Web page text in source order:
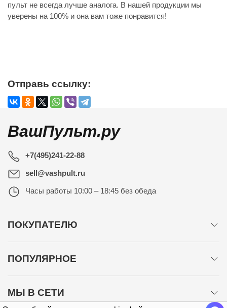
пульт не всегда лучше аналога. В нашей продукции мы
уверены на 100% и она вам тоже понравится!
Отправь ссылку:
ВашПульт.ру
+7(495)241-22-88
sell@vashpult.ru
Часы работы 10:00 – 18:45 без обеда
ПОКУПАТЕЛЮ
ПОПУЛЯРНОЕ
МЫ В СЕТИ